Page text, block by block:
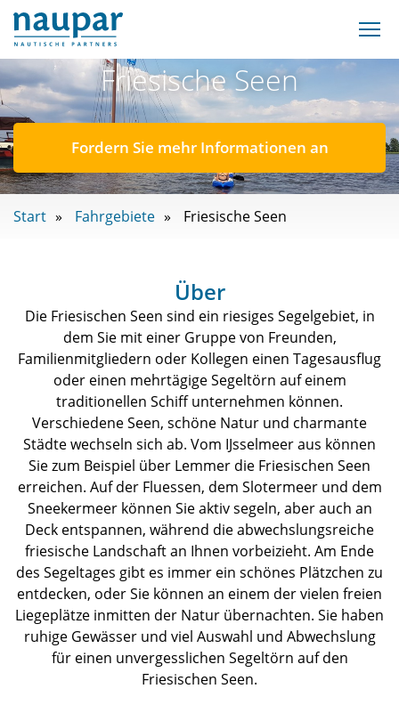
Friesische Seen
Fordern Sie mehr Informationen an
Start Fahrgebiete Friesische Seen
Über
Die Friesischen Seen sind ein riesiges Segelgebiet, in
dem Sie mit einer Gruppe von Freunden,
Familienmitgliedern oder Kollegen einen Tagesausflug
oder einen mehrtägige Segeltörn auf einem
traditionellen Schiff unternehmen können.
Verschiedene Seen, schöne Natur und charmante
Städte wechseln sich ab. Vom IJsselmeer aus können
Sie zum Beispiel über Lemmer die Friesischen Seen
erreichen. Auf der Fluessen, dem Slotermeer und dem
Sneekermeer können Sie aktiv segeln, aber auch an
Deck entspannen, während die abwechslungsreiche
friesische Landschaft an Ihnen vorbeizieht. Am Ende
des Segeltages gibt es immer ein schönes Plätzchen zu
entdecken, oder Sie können an einem der vielen freien
Liegeplätze inmitten der Natur übernachten. Sie haben
ruhige Gewässer und viel Auswahl und Abwechslung
für einen unvergesslichen Segeltörn auf den
Friesischen Seen.